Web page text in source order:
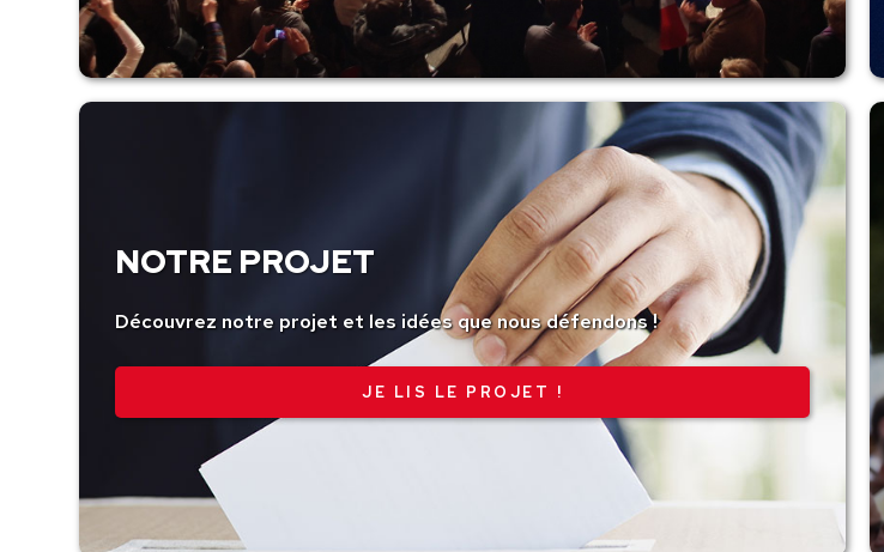
NOTRE PROJET
Découvrez notre projet et les idées que nous défendons !
JE LIS LE PROJET !